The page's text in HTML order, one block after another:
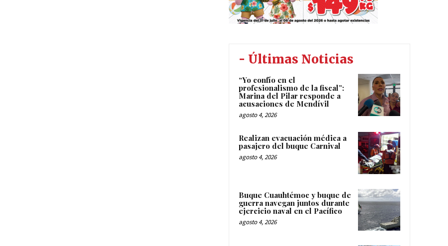
- Últimas Noticias
“Yo confío en el
profesionalismo de la fiscal”:
Marina del Pilar responde a
acusaciones de Mendívil
agosto 4, 2026
Realizan evacuación médica a
pasajero del buque Carnival
agosto 4, 2026
Buque Cuauhtémoc y buque de
guerra navegan juntos durante
ejercicio naval en el Pacífico
agosto 4, 2026